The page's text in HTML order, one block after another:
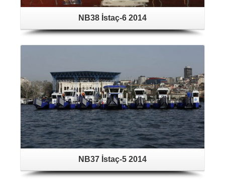
NB38 İstaç-6 2014
NB37 İstaç-5 2014